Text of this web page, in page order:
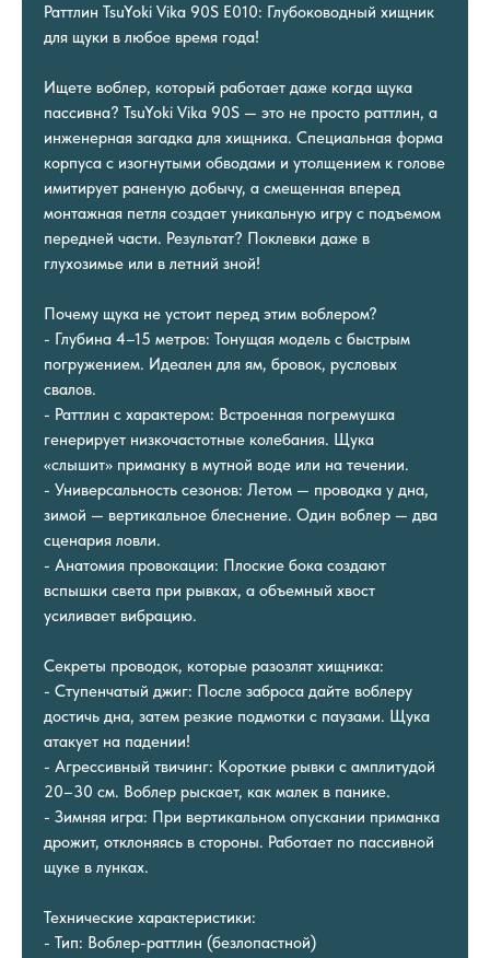
Раттлин TsuYoki Vika 90S E010: Глубоководный хищник
для щуки в любое время года!
Ищете воблер, который работает даже когда щука
пассивна? TsuYoki Vika 90S — это не просто раттлин, а
инженерная загадка для хищника. Специальная форма
корпуса с изогнутыми обводами и утолщением к голове
имитирует раненую добычу, а смещенная вперед
монтажная петля создает уникальную игру с подъемом
передней части. Результат? Поклевки даже в
глухозимье или в летний зной!
Почему щука не устоит перед этим воблером?
- Глубина 4–15 метров: Тонущая модель с быстрым
погружением. Идеален для ям, бровок, русловых
свалов.
- Раттлин с характером: Встроенная погремушка
генерирует низкочастотные колебания. Щука
«слышит» приманку в мутной воде или на течении.
- Универсальность сезонов: Летом — проводка у дна,
зимой — вертикальное блеснение. Один воблер — два
сценария ловли.
- Анатомия провокации: Плоские бока создают
вспышки света при рывках, а объемный хвост
усиливает вибрацию.
Секреты проводок, которые разозлят хищника:
- Ступенчатый джиг: После заброса дайте воблеру
достичь дна, затем резкие подмотки с паузами. Щука
атакует на падении!
- Агрессивный твичинг: Короткие рывки с амплитудой
20–30 см. Воблер рыскает, как малек в панике.
- Зимняя игра: При вертикальном опускании приманка
дрожит, отклоняясь в стороны. Работает по пассивной
щуке в лунках.
Технические характеристики:
- Тип: Воблер-раттлин (безлопастной)